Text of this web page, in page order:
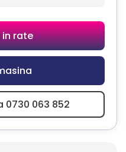
rate
0730 063 852